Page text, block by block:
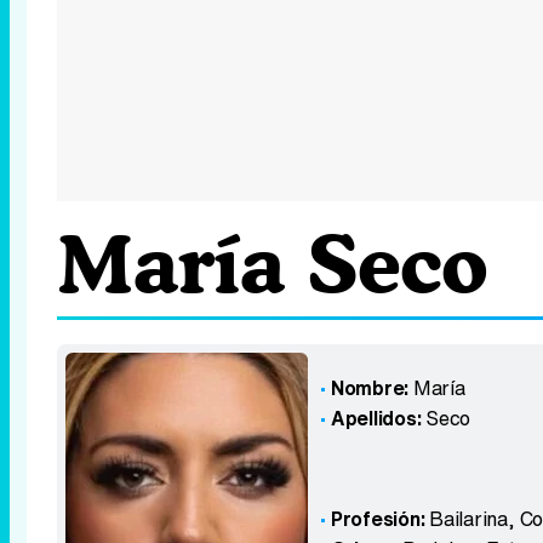
María Seco
Nombre: María
Apellidos:Seco
Profesión:Bailarina,